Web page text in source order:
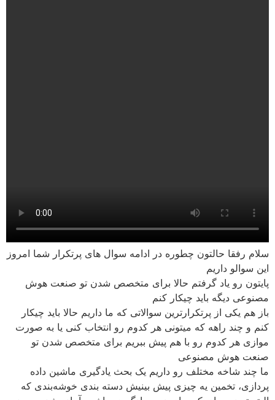
سلام رفقا حالتون چطوره در ادامه سوال های پرتکرار شما امروز
این سوالو داریم
پایتون رو یاد گرفتم حالا برای متخصص شدن تو صنعت هوش
مصنوعی دیگه باید چیکار کنم
باز هم یکی از پرتکرارترین سوالاتی که ما داریم حالا باید چیکار
کنم و چند راهه که میتونی هر کدوم رو انتخاب کنی یا به صورت
موازی هر کدوم رو با هم پیش ببریم برای متخصص شدن تو
صنعت هوش مصنوعی
ما چند شاخه مختلف رو داریم یک بحث یادگیری ماشین داده
پردازی، تخمین یه چیزی پیش بینیش دسته بندی خوشه‌بندی که